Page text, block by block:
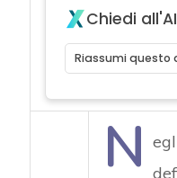
Chiedi all'AI
Riassumi questo
N